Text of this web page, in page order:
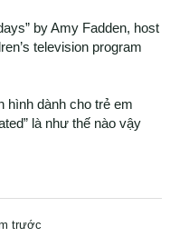
by Amy Fadden, host
television program
hình dành cho trẻ em
là như thế nào vậy
trước